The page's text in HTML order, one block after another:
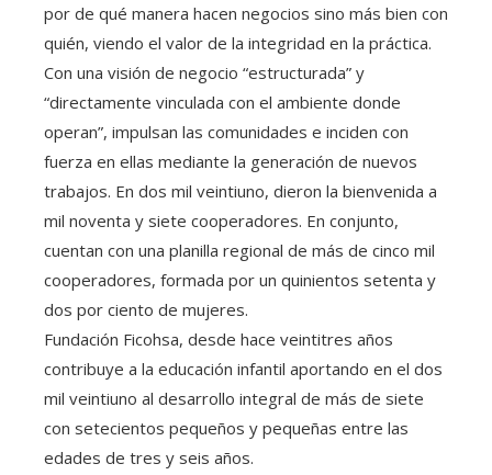
por de qué manera hacen negocios sino más bien con
quién, viendo el valor de la integridad en la práctica.
Con una visión de negocio “estructurada” y
“directamente vinculada con el ambiente donde
operan”, impulsan las comunidades e inciden con
fuerza en ellas mediante la generación de nuevos
trabajos. En dos mil veintiuno, dieron la bienvenida a
mil noventa y siete cooperadores. En conjunto,
cuentan con una planilla regional de más de cinco mil
cooperadores, formada por un quinientos setenta y
dos por ciento de mujeres.
Fundación Ficohsa, desde hace veintitres años
contribuye a la educación infantil aportando en el dos
mil veintiuno al desarrollo integral de más de siete
con setecientos pequeños y pequeñas entre las
edades de tres y seis años.